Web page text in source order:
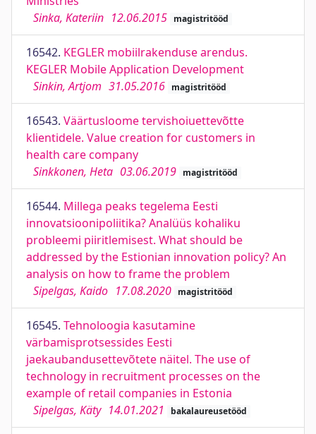
Sinka, Kateriin 12.06.2015 magistritööd
16542. KEGLER mobiilrakenduse arendus.
KEGLER Mobile Application Development
Sinkin, Artjom 31.05.2016 magistritööd
16543. Väärtusloome tervishoiuettevõtte
klientidele. Value creation for customers in
health care company
Sinkkonen, Heta 03.06.2019 magistritööd
16544. Millega peaks tegelema Eesti
innovatsioonipoliitika? Analüüs kohaliku
probleemi piiritlemisest. What should be
addressed by the Estionian innovation policy? An
analysis on how to frame the problem
Sipelgas, Kaido 17.08.2020 magistritööd
16545. Tehnoloogia kasutamine
värbamisprotsessides Eesti
jaekaubandusettevõtete näitel. The use of
technology in recruitment processes on the
example of retail companies in Estonia
Sipelgas, Käty 14.01.2021 bakalaureusetööd